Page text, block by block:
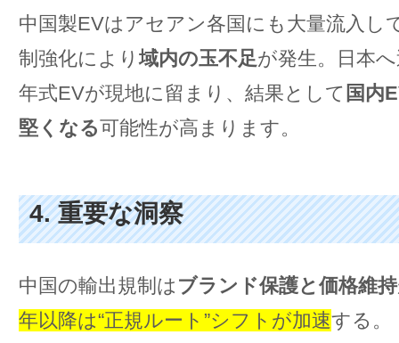
中国製EVはアセアン各国にも大量流入し
制強化により域内の玉不足が発生。日本
年式EVが現地に留まり、結果として 国内
堅くなる可能性が高まります。
4. 重要な洞察
中国の輸出規制は ブランド保護と価格維持
年以降は“正規ルート”シフトが加速する。